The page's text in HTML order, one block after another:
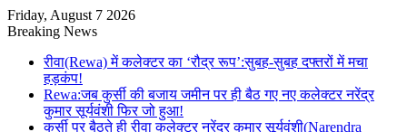
Friday, August 7 2026
Breaking News
रीवा(Rewa) में कलेक्टर का ‘रौद्र रूप’:सुबह-सुबह दफ्तरों में मचा
हड़कंप!
Rewa:जब कुर्सी की बजाय जमीन पर ही बैठ गए नए कलेक्टर नरेंद्र
कुमार सूर्यवंशी फिर जो हुआ!
कुर्सी पर बैठते ही रीवा कलेक्टर नरेंद्र कुमार सूर्यवंशी(Narendra